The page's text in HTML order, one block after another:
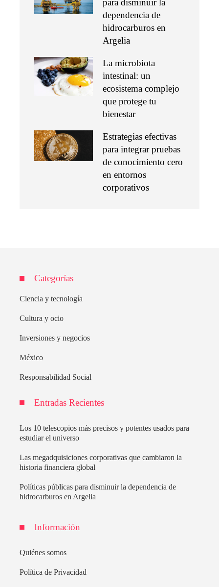
para disminuir la
dependencia de
hidrocarburos en
Argelia
La microbiota
intestinal: un
ecosistema complejo
que protege tu
bienestar
Estrategias efectivas
para integrar pruebas
de conocimiento cero
en entornos
corporativos
Categorías
Ciencia y tecnología
Cultura y ocio
Inversiones y negocios
México
Responsabilidad Social
Entradas Recientes
Los 10 telescopios más precisos y potentes usados para
estudiar el universo
Las megadquisiciones corporativas que cambiaron la
historia financiera global
Políticas públicas para disminuir la dependencia de
hidrocarburos en Argelia
Información
Quiénes somos
Política de Privacidad